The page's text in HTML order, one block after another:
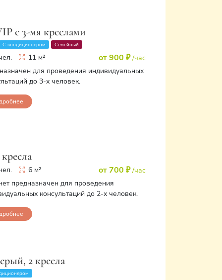
c 3-мя креслами
С кондиционером Семейный
11 м² от 900 ₽/час
для проведения индивидуальных
до 3-х человек.
6 м² от 700 ₽/час
предназначен для проведения
консультаций до 2-х человек.
2 кресла